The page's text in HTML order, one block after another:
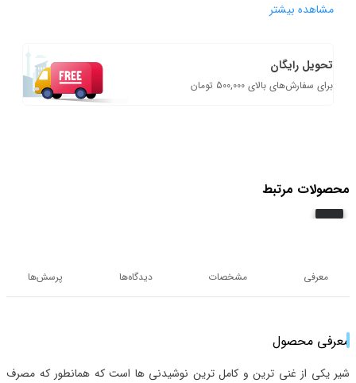
مشاهده بیشتر
تحویل رایگان
برای سفارش‌های بالای 500,000 تومان
محصولات مرتبط
معرفی مشخصات دیدگاه‌ها پرسش‌ها
معرفی محصول
شیر یکی از غنی ترین و کامل ترین نوشیدنی ها است که همانطور که مصرف